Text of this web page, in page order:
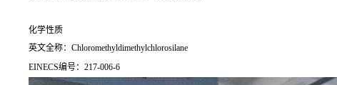
化学性质
英文全称：Chloromethyldimethylchlorosilane
EINECS编号：217-006-6